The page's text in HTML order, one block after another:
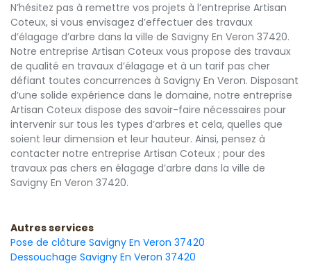
N’hésitez pas à remettre vos projets à l’entreprise Artisan
Coteux, si vous envisagez d’effectuer des travaux
d’élagage d’arbre dans la ville de Savigny En Veron 37420.
Notre entreprise Artisan Coteux vous propose des travaux
de qualité en travaux d’élagage et à un tarif pas cher
défiant toutes concurrences à Savigny En Veron. Disposant
d’une solide expérience dans le domaine, notre entreprise
Artisan Coteux dispose des savoir-faire nécessaires pour
intervenir sur tous les types d’arbres et cela, quelles que
soient leur dimension et leur hauteur. Ainsi, pensez à
contacter notre entreprise Artisan Coteux ; pour des
travaux pas chers en élagage d’arbre dans la ville de
Savigny En Veron 37420.
Autres services
Pose de clôture Savigny En Veron 37420
Dessouchage Savigny En Veron 37420